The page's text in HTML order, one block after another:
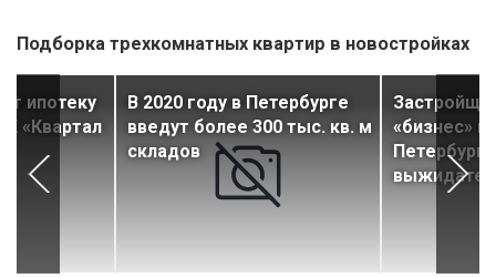
Подборка трехкомнатных квартир в новостройках
ипотеку
«Квартал
В 2020 году в Петербурге
введут более 300 тыс. кв. м
складов
«бизнес» и